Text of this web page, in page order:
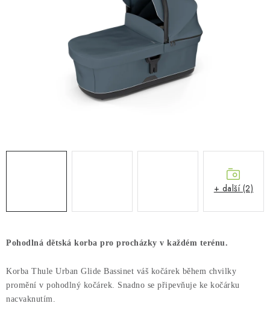
STŘEŠNÍ KOŠE
AUTOSTANY
CESTOVNÍ ZAVAZADLA
DÁRKOVÉ POUKAZY
Pohodlná dětská korba pro procházky v každém terénu.
Korba Thule Urban Glide Bassinet váš kočárek během chvilky
promění v pohodlný kočárek. Snadno se připevňuje ke kočárku
nacvaknutím.
+ další (2)